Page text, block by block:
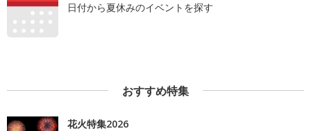
日付から夏休みのイベントを探す
おすすめ特集
花火特集2026